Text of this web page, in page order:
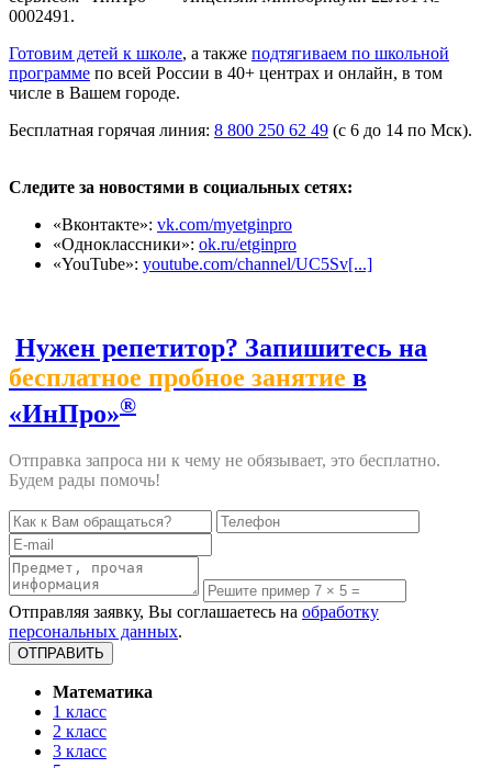
0002491.
Готовим детей к школе, а также подтягиваем по школьной
программе по всей России в 40+ центрах и онлайн, в том
числе в Вашем городе.
Бесплатная горячая линия: 8 800 250 62 49 (с 6 до 14 по Мск).
Следите за новостями в социальных сетях:
«Вконтакте»: vk.com/myetginpro
«Одноклассники»: ok.ru/etginpro
«YouTube»: youtube.com/channel/UC5Sv[...]
Нужен репетитор? Запишитесь на
бесплатное пробное занятие в
«ИнПро»®
Отправка запроса ни к чему не обязывает, это бесплатно.
Будем рады помочь!
Отправляя заявку, Вы соглашаетесь на обработку
персональных данных.
Математика
1 класс
2 класс
3 класс